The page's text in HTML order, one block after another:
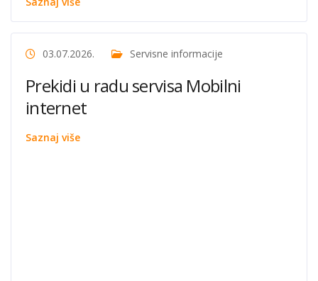
03.07.2026. Servisne informacije
Prekidi u radu servisa Mobilni
internet
Saznaj više